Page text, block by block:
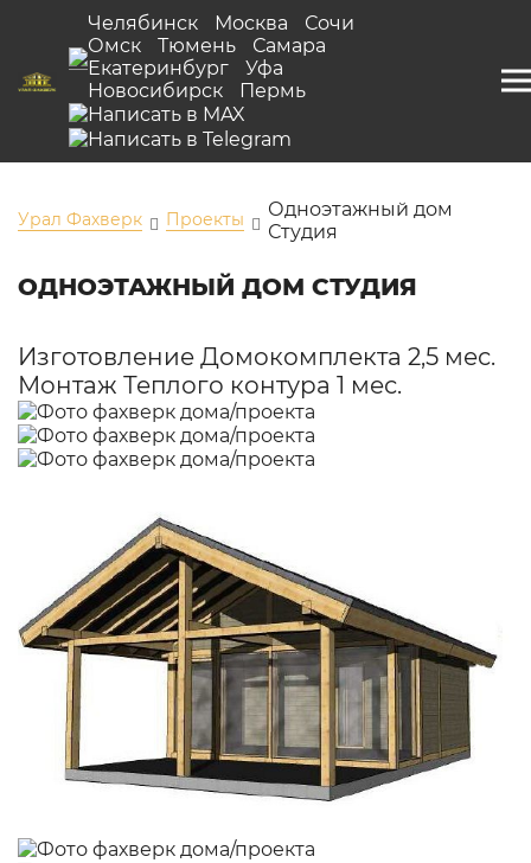
Челябинск Москва
Сочи
Омск
Тюмень
Самара
Екатеринбург
Уфа
Новосибирск
Пермь
Урал Фахверк Проекты
Одноэтажный дом
Студия
ОДНОЭТАЖНЫЙ ДОМ СТУДИЯ
Изготовление Домокомплекта 2,5 мес.
Монтаж Теплого контура 1 мес.